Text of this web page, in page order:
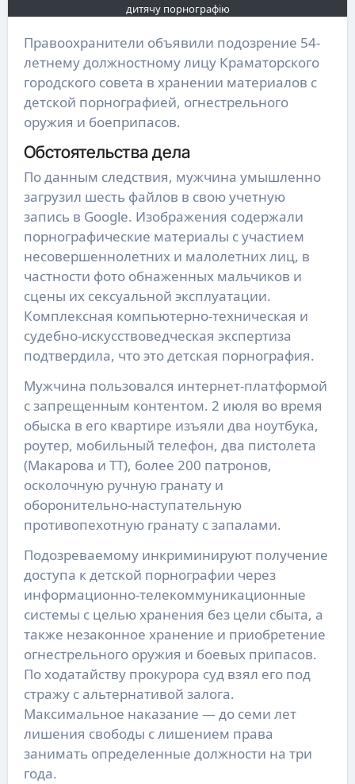
дитячу порнографію
Правоохранители объявили подозрение 54-
летнему должностному лицу Краматорского
городского совета в хранении материалов с
детской порнографией, огнестрельного
оружия и боеприпасов.
Обстоятельства дела
По данным следствия, мужчина умышленно
загрузил шесть файлов в свою учетную
запись в Google. Изображения содержали
порнографические материалы с участием
несовершеннолетних и малолетних лиц, в
частности фото обнаженных мальчиков и
сцены их сексуальной эксплуатации.
Комплексная компьютерно-техническая и
судебно-искусствоведческая экспертиза
подтвердила, что это детская порнография.
Мужчина пользовался интернет-платформой
с запрещенным контентом. 2 июля во время
обыска в его квартире изъяли два ноутбука,
роутер, мобильный телефон, два пистолета
(Макарова и ТТ), более 200 патронов,
осколочную ручную гранату и
оборонительно-наступательную
противопехотную гранату с запалами.
Подозреваемому инкриминируют получение
доступа к детской порнографии через
информационно-телекоммуникационные
системы с целью хранения без цели сбыта, а
также незаконное хранение и приобретение
огнестрельного оружия и боевых припасов.
По ходатайству прокурора суд взял его под
стражу с альтернативой залога.
Максимальное наказание — до семи лет
лишения свободы с лишением права
занимать определенные должности на три
года.